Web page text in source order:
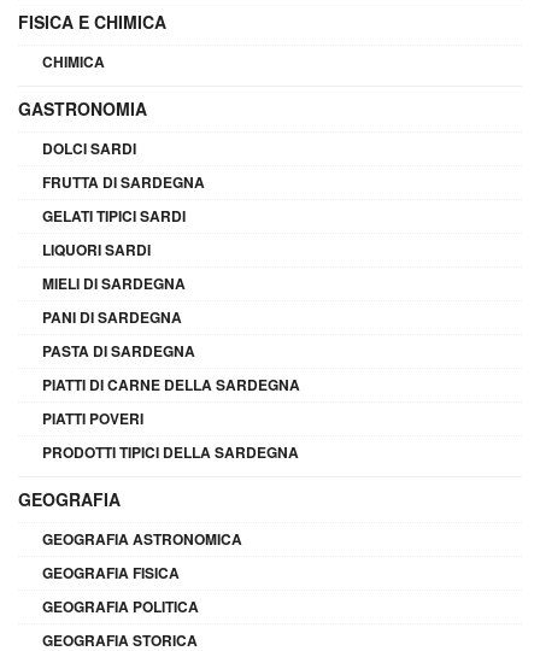
FISICA E CHIMICA
CHIMICA
GASTRONOMIA
DOLCI SARDI
FRUTTA DI SARDEGNA
GELATI TIPICI SARDI
LIQUORI SARDI
MIELI DI SARDEGNA
PANI DI SARDEGNA
PASTA DI SARDEGNA
PIATTI DI CARNE DELLA SARDEGNA
PIATTI POVERI
PRODOTTI TIPICI DELLA SARDEGNA
GEOGRAFIA
GEOGRAFIA ASTRONOMICA
GEOGRAFIA FISICA
GEOGRAFIA POLITICA
GEOGRAFIA STORICA